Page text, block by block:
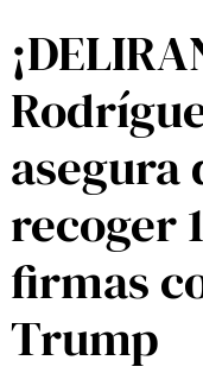
asegura
recoger
firmas
Trump